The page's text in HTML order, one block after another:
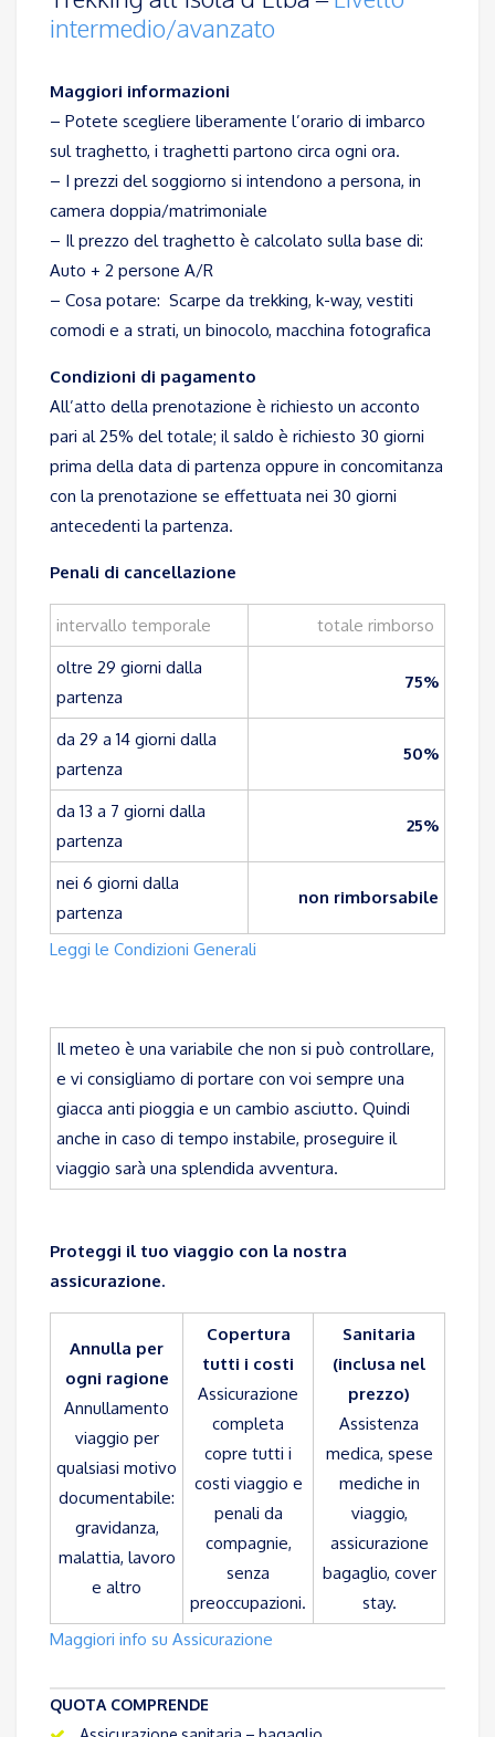
intermedio/avanzato
Maggiori informazioni
– Potete scegliere liberamente l’orario di imbarco
sul traghetto, i traghetti partono circa ogni ora.
– I prezzi del soggiorno si intendono a persona, in
camera doppia/matrimoniale
– Il prezzo del traghetto è calcolato sulla base di:
Auto + 2 persone A/R
– Cosa potare: Scarpe da trekking, k-way, vestiti
comodi e a strati, un binocolo, macchina fotografica
Condizioni di pagamento
All’atto della prenotazione è richiesto un acconto
pari al 25% del totale; il saldo è richiesto 30 giorni
prima della data di partenza oppure in concomitanza
con la prenotazione se effettuata nei 30 giorni
antecedenti la partenza.
Penali di cancellazione
intervallo temporale
totale rimborso
oltre 29 giorni dalla
partenza
75%
da 29 a 14 giorni dalla
partenza
50%
da 13 a 7 giorni dalla
partenza
25%
nei 6 giorni dalla
partenza
non rimborsabile
Leggi le Condizioni Generali
Il meteo è una variabile che non si può controllare,
e vi consigliamo di portare con voi sempre una
giacca anti pioggia e un cambio asciutto. Quindi
anche in caso di tempo instabile, proseguire il
viaggio sarà una splendida avventura.
Proteggi il tuo viaggio con la nostra
assicurazione.
Annulla per
ogni ragione
Annullamento
viaggio per
qualsiasi motivo
documentabile:
gravidanza,
malattia, lavoro
e altro
Copertura
tutti i costi
Assicurazione
completa
copre tutti i
costi viaggio e
penali da
compagnie,
senza
preoccupazioni.
Sanitaria
(inclusa nel
prezzo)
Assistenza
medica, spese
mediche in
viaggio,
assicurazione
bagaglio, cover
stay.
Maggiori info su Assicurazione
QUOTA COMPRENDE